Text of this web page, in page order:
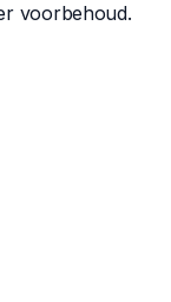
voorbehoud.